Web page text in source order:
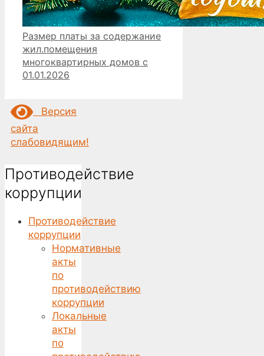
Размер платы за содержание
жил.помещения
многоквартирных домов с
01.01.2026
Версия
сайта
слабовидящим!
Противодействие
коррупции
Противодействие
коррупции
Нормативные
акты
по
противодействию
коррупции
Локальные
акты
по